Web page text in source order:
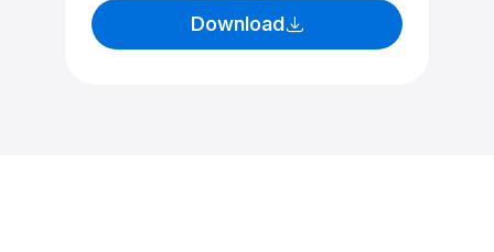
Download